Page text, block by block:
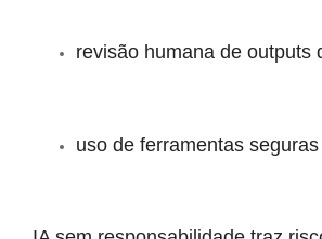
revisão humana de outputs
uso de ferramentas